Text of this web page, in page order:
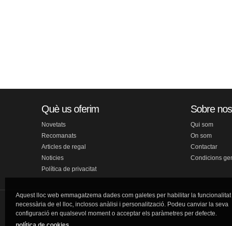
Què us oferim
Novetats
Recomanats
Articles de regal
Noticies
Política de privacitat
Sobre
Qui som
On som
Contactar
Condicions
Aquest lloc web emmagatzema dades com galetes per habilitar la funcionalitat
necessària de el lloc, inclosos anàlisi i personalització. Podeu canviar la seva
configuració en qualsevol moment o acceptar els paràmetres per defecte.